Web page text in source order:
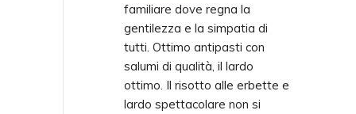
familiare dove regna la
gentilezza e la simpatia di
tutti. Ottimo antipasti con
salumi di qualità, il lardo
ottimo. Il risotto alle erbette e
lardo spettacolare non si